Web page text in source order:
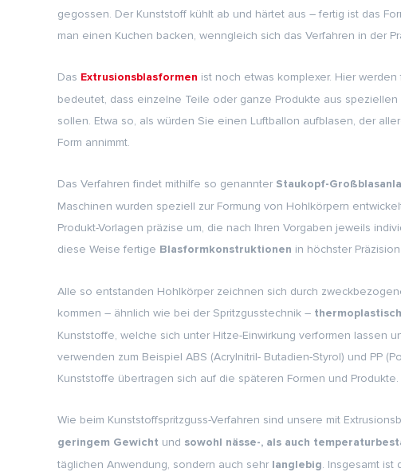
gegossen. Der Kunststoff kühlt ab und härtet aus – fertig ist das
man einen Kuchen backen, wenngleich sich das Verfahren in der
Das Extrusionsblasformen ist noch etwas komplexer. Hier
bedeutet, dass einzelne Teile oder ganze Produkte aus
sollen. Etwa so, als würden Sie einen Luftballon aufblasen, der
Form annimmt.
Das Verfahren findet mithilfe so genannter Staukopf-
Maschinen wurden speziell zur Formung von Hohlkörpern
Produkt-Vorlagen präzise um, die nach Ihren Vorgaben jeweils
diese Weise fertige Blasformkonstruktionen in höchster
Alle so entstanden Hohlkörper zeichnen sich durch
kommen – ähnlich wie bei der Spritzgusstechnik –
Kunststoffe, welche sich unter Hitze-Einwirkung verformen lassen
verwenden zum Beispiel ABS (Acrylnitril- Butadien-Styrol) und PP
Kunststoffe übertragen sich auf die späteren Formen und Produkte.
Wie beim Kunststoffspritzguss-Verfahren sind unsere mit
geringem Gewicht und sowohl nässe-, als auch
täglichen Anwendung, sondern auch sehr
langlebig. Insgesamt ist